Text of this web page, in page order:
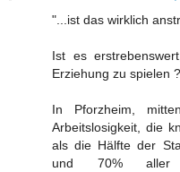
"...ist das wirklich
Ist es
Erziehung zu spielen ?
In Pforzheim,
Arbeitslosigkeit, die
als die Hälfte der
und 70% aller